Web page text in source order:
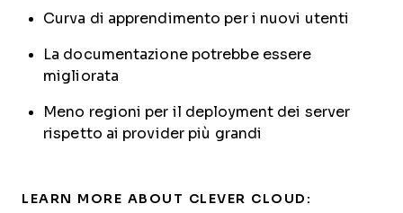
Curva di apprendimento per i nuovi utenti
La documentazione potrebbe essere
migliorata
Meno regioni per il deployment dei server
rispetto ai provider più grandi
LEARN MORE ABOUT CLEVER CLOUD: